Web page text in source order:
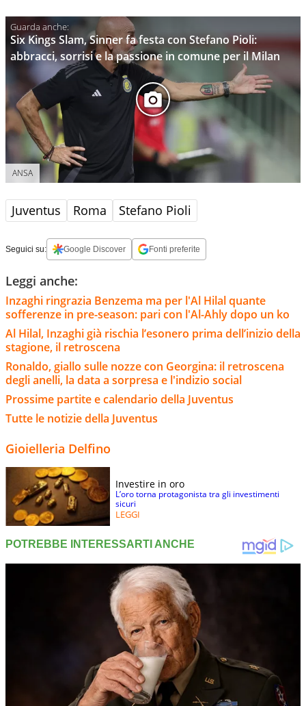
Six Kings Slam, Sinner fa festa con Stefano Pioli:
abbracci, sorrisi e la passione in comune per il Milan
ANSA
Juventus Roma Stefano Pioli
Seguici su: Google Discover Fonti preferite
Leggi anche:
Inzaghi ringrazia Benzema ma per l'Al Hilal quante
sofferenze in pre-season: pari con l'Al-Ahly dopo un ko
Al Hilal, Inzaghi già rischia l’esonero prima dell’inizio della
stagione, il retroscena
Ronaldo, giallo sulle nozze con Georgina: il retroscena
degli anelli, la data a sorpresa e l'indizio social
Prossime partite e calendario della Juventus
Tutte le notizie della Juventus
Gioielleria Delfino
Investire in oro
L’oro torna protagonista tra gli investimenti
sicuri
LEGGI